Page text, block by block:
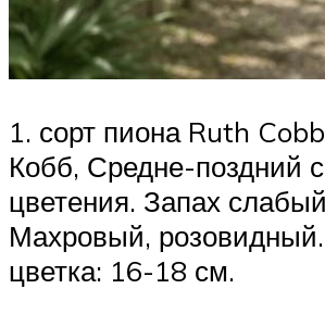
1. сорт пиона Ruth
Кобб, Средне-поздний
цветения. Запах
Махровый,
цветка: 16-18 см.